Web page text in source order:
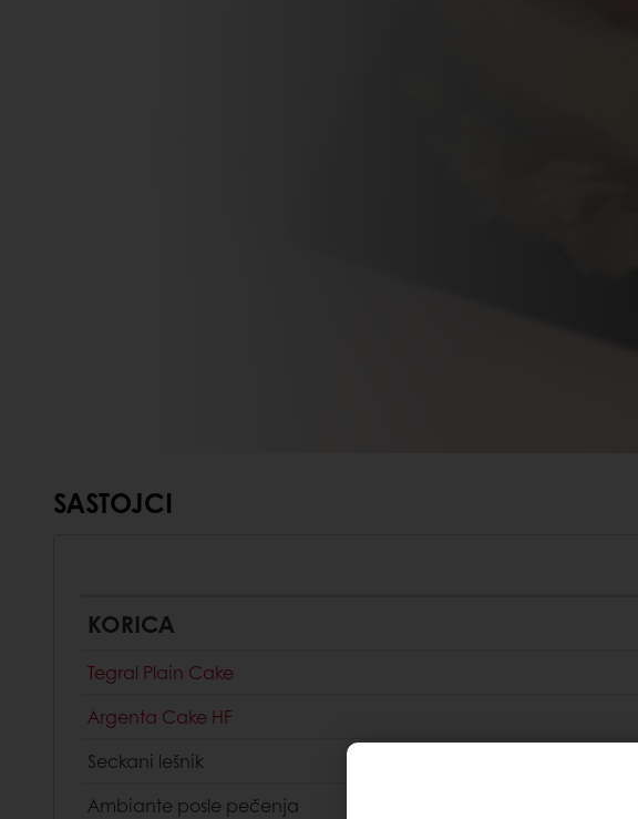
SASTOJCI
KORICA
Tegral Plain Cake
Argenta Cake HF
Seckani lešnik
Ambiante posle pečenja